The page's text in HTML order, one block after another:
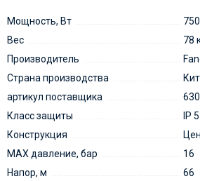
Мощность, Вт
Вес
78
Производитель
Страна производства
артикул поставщика
Класс защиты
IP
Конструкция
MAX давление, бар
16
Напор, м
66